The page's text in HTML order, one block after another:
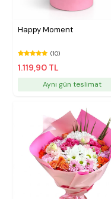
Happy Moment
(10)
1.119,90 TL
Aynı gün teslimat